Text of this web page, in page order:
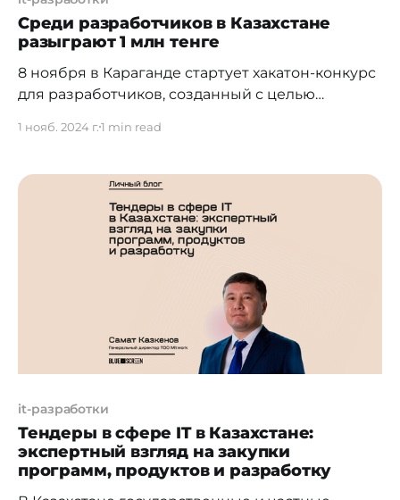
Среди разработчиков в Казахстане
разыграют 1 млн тенге
8 ноября в Караганде стартует хакатон-конкурс
для разработчиков, созданный с целью
технологического проекта. Призовой фонд
проекты получат шанс быть реализованными.
Организатором хакатона выступила
карагандинская стартап-экосистема
«Терриконовая долина», а партнерами
1 нояб. 2024 г.1 min read
it-разработки
Тендеры в сфере IT в Казахстане:
экспертный взгляд на закупки
программ, продуктов и разработку